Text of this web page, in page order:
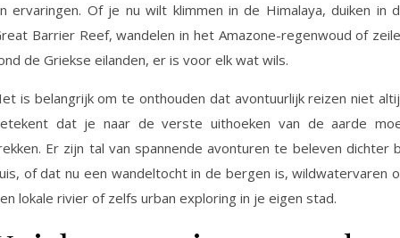
ervaringen. Of je nu wilt klimmen in de Himalaya, duiken in
Barrier Reef, wandelen in het Amazone-regenwoud of
de Griekse eilanden, er is voor elk wat wils.
is belangrijk om te onthouden dat avontuurlijk reizen niet
dat je naar de verste uithoeken van de aarde
Er zijn tal van spannende avonturen te beleven dichter
of dat nu een wandeltocht in de bergen is, wildwatervaren
lokale rivier of zelfs urban exploring in je eigen stad.